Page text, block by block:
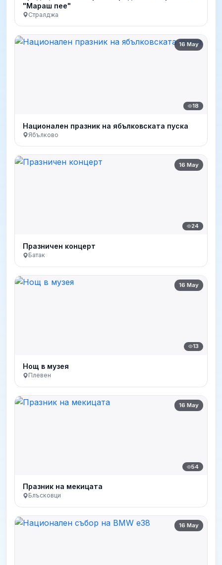
"Мараш пее"
Стралджа
16 May
18
Национален празник на ябълковската пуска
Ябълково
16 May
24
Празничен концерт
Батак
16 May
13
Нощ в музея
Плевен
16 May
54
Празник на мекицата
Блъсковци
16 May